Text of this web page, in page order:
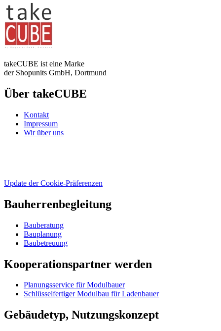
takeCUBE ist eine Marke
der Shopunits GmbH, Dortmund
Über takeCUBE
Kontakt
Impressum
Wir über uns
Update der Cookie-Präferenzen
Bauherrenbegleitung
Bauberatung
Bauplanung
Baubetreuung
Kooperationspartner werden
Planungsservice für Modulbauer
Schlüsselfertiger Modulbau für Ladenbauer
Gebäudetyp, Nutzungskonzept